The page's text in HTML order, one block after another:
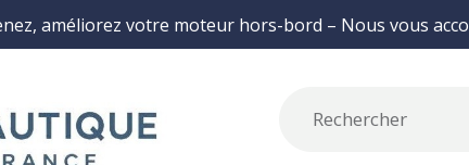
améliorez votre moteur hors-bord – Nous vous